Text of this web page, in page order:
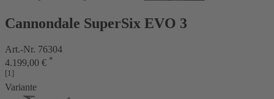
Cannondale SuperSix EVO 3
Art.-Nr. 76304
4.199,00 € *
[1]
Variante